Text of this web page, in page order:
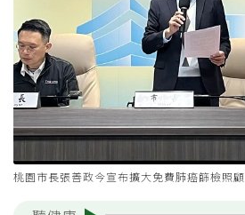
桃園市長張善政今宣布擴大免費肺癌篩檢照